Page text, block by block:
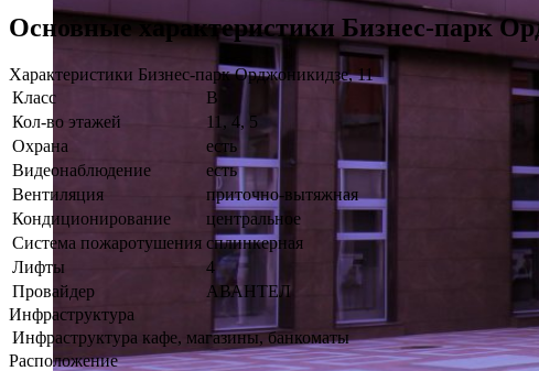
Основные характеристики Бизнес-парк
Характеристики Бизнес-парк Орджоникидзе, 11
Класс
B
Кол-во этажей
11, 4, 5
Охрана
есть
Видеонаблюдение
есть
Вентиляция
приточно-вытяжная
Кондиционирование
центральное
Система пожаротушения сплинкерная
Лифты
4
Провайдер
АВАНТЕЛ
Инфраструктура
Инфраструктура кафе, магазины, банкоматы
Расположение